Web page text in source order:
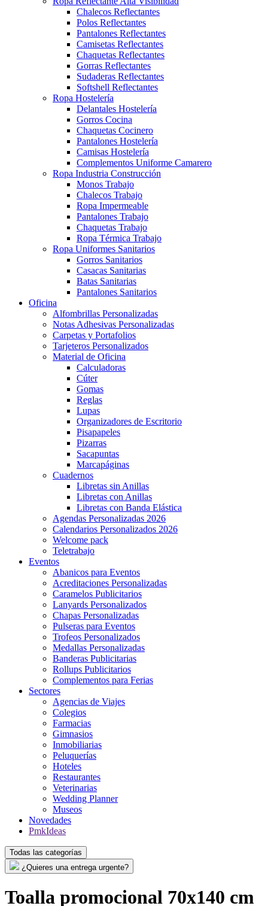
Chalecos Reflectantes
Polos Reflectantes
Pantalones Reflectantes
Camisetas Reflectantes
Chaquetas Reflectantes
Gorras Reflectantes
Sudaderas Reflectantes
Softshell Reflectantes
Ropa Hostelería
Delantales Hostelería
Gorros Cocina
Chaquetas Cocinero
Pantalones Hostelería
Camisas Hostelería
Complementos Uniforme Camarero
Ropa Industria Construcción
Monos Trabajo
Chalecos Trabajo
Ropa Impermeable
Pantalones Trabajo
Chaquetas Trabajo
Ropa Térmica Trabajo
Ropa Uniformes Sanitarios
Gorros Sanitarios
Casacas Sanitarias
Batas Sanitarias
Pantalones Sanitarios
Oficina
Alfombrillas Personalizadas
Notas Adhesivas Personalizadas
Carpetas y Portafolios
Tarjeteros Personalizados
Material de Oficina
Calculadoras
Cúter
Gomas
Reglas
Lupas
Organizadores de Escritorio
Pisapapeles
Pizarras
Sacapuntas
Marcapáginas
Cuadernos
Libretas sin Anillas
Libretas con Anillas
Libretas con Banda Elástica
Agendas Personalizadas 2026
Calendarios Personalizados 2026
Welcome pack
Teletrabajo
Eventos
Abanicos para Eventos
Acreditaciones Personalizadas
Caramelos Publicitarios
Lanyards Personalizados
Chapas Personalizadas
Pulseras para Eventos
Trofeos Personalizados
Medallas Personalizadas
Banderas Publicitarias
Rollups Publicitarios
Complementos para Ferias
Sectores
Agencias de Viajes
Colegios
Farmacias
Gimnasios
Inmobiliarias
Peluquerías
Hoteles
Restaurantes
Veterinarias
Wedding Planner
Museos
Novedades
PmkIdeas
Todas las categorías
¿Quieres una entrega urgente?
Toalla promocional 70x140 cm